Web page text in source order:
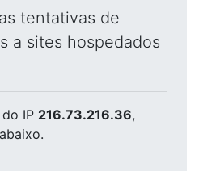
tentativas de
a sites hospedados
do IP 216.73.216.36,